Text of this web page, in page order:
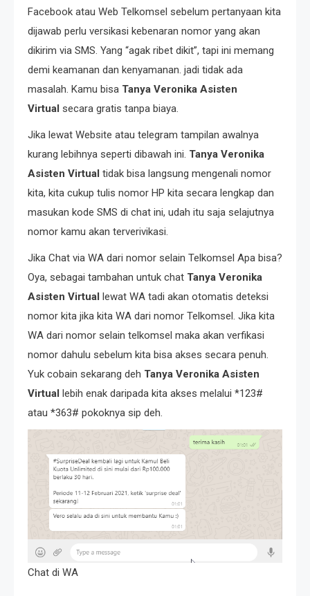
Facebook atau Web Telkomsel sebelum pertanyaan kita
dijawab perlu versikasi kebenaran nomor yang akan
dikirim via SMS. Yang “agak ribet dikit”, tapi ini memang
demi keamanan dan kenyamanan. jadi tidak ada
masalah. Kamu bisa Tanya Veronika Asisten
Virtual secara gratis tanpa biaya.
Jika lewat Website atau telegram tampilan awalnya
kurang lebihnya seperti dibawah ini. Tanya Veronika
Asisten Virtual tidak bisa langsung mengenali nomor
kita, kita cukup tulis nomor HP kita secara lengkap dan
masukan kode SMS di chat ini, udah itu saja selajutnya
nomor kamu akan terverivikasi.
Jika Chat via WA dari nomor selain Telkomsel Apa bisa?
Oya, sebagai tambahan untuk chat Tanya Veronika
Asisten Virtual lewat WA tadi akan otomatis deteksi
nomor kita jika kita WA dari nomor Telkomsel. Jika kita
WA dari nomor selain telkomsel maka akan verfikasi
nomor dahulu sebelum kita bisa akses secara penuh.
Yuk cobain sekarang deh Tanya Veronika Asisten
Virtual lebih enak daripada kita akses melalui *123#
atau *363# pokoknya sip deh.
Chat di WA